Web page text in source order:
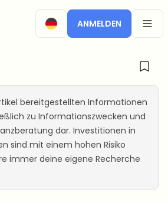
ANMELDEN
bereitgestellten Informationen
zu Informationszwecken und
dar. Investitionen in
sind mit einem hohen Risiko
immer deine eigene Recherche